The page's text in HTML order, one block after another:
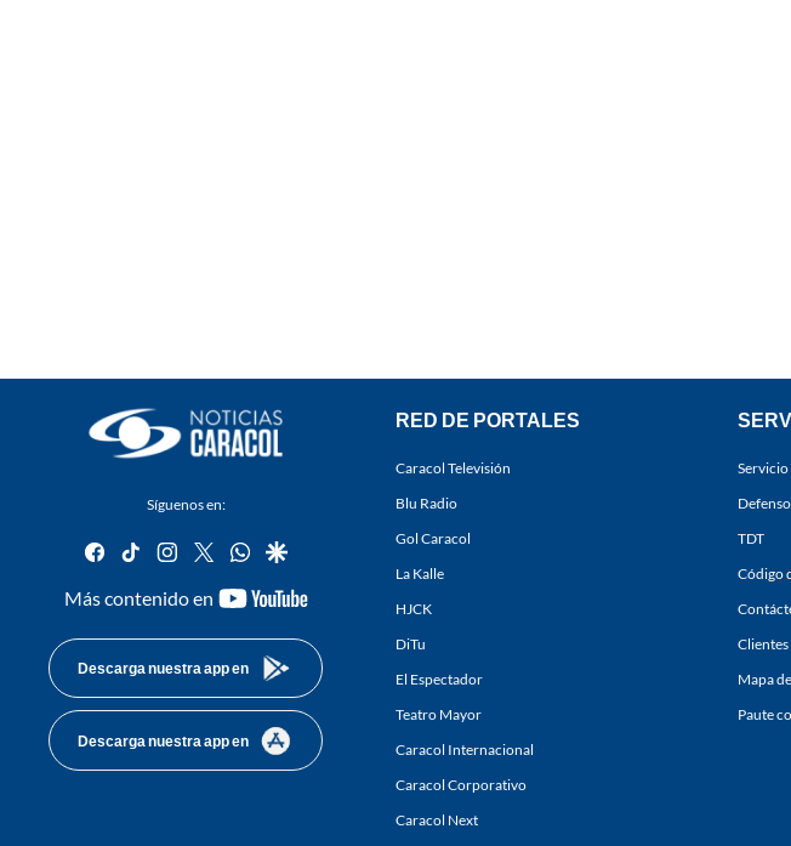
Síguenos en:
facebook
tiktok instagram
twitterwhatsapp
google
Más contenido en
youtube-
Descarga nuestra app en
Descarga nuestra app en
RED DE PORTALES
Caracol Televisión
Blu Radio
Gol Caracol
La Kalle
HJCK
DiTu
El Espectador
Teatro Mayor
Caracol Internacional
Caracol Corporativo
Caracol Next
TDT
Código
Mapa
Paute